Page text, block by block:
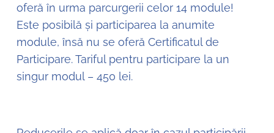
oferă în urma parcurgerii celor 14 module!
Este posibilă și participarea la anumite
module, însă nu se oferă Certificatul de
Participare. Tariful pentru participare la un
singur modul – 450 lei.